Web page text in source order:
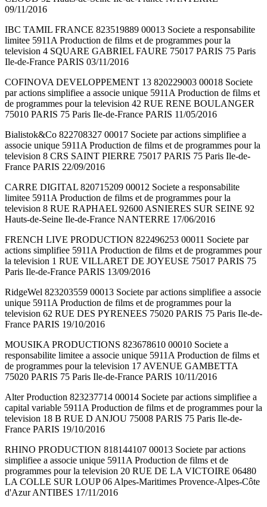
09/11/2016
IBC TAMIL FRANCE 823519889 00013 Societe a responsabilite
limitee 5911A Production de films et de programmes pour la
television 4 SQUARE GABRIEL FAURE 75017 PARIS 75 Paris
Ile-de-France PARIS 03/11/2016
COFINOVA DEVELOPPEMENT 13 820229003 00018 Societe
par actions simplifiee a associe unique 5911A Production de films et
de programmes pour la television 42 RUE RENE BOULANGER
75010 PARIS 75 Paris Ile-de-France PARIS 11/05/2016
Bialistok&Co 822708327 00017 Societe par actions simplifiee a
associe unique 5911A Production de films et de programmes pour la
television 8 CRS SAINT PIERRE 75017 PARIS 75 Paris Ile-de-
France PARIS 22/09/2016
CARRE DIGITAL 820715209 00012 Societe a responsabilite
limitee 5911A Production de films et de programmes pour la
television 8 RUE RAPHAEL 92600 ASNIERES SUR SEINE 92
Hauts-de-Seine Ile-de-France NANTERRE 17/06/2016
FRENCH LIVE PRODUCTION 822496253 00011 Societe par
actions simplifiee 5911A Production de films et de programmes pour
la television 1 RUE VILLARET DE JOYEUSE 75017 PARIS 75
Paris Ile-de-France PARIS 13/09/2016
RidgeWel 823203559 00013 Societe par actions simplifiee a associe
unique 5911A Production de films et de programmes pour la
television 62 RUE DES PYRENEES 75020 PARIS 75 Paris Ile-de-
France PARIS 19/10/2016
MOUSIKA PRODUCTIONS 823678610 00010 Societe a
responsabilite limitee a associe unique 5911A Production de films et
de programmes pour la television 17 AVENUE GAMBETTA
75020 PARIS 75 Paris Ile-de-France PARIS 10/11/2016
Alter Production 823237714 00014 Societe par actions simplifiee a
capital variable 5911A Production de films et de programmes pour la
television 18 B RUE D ANJOU 75008 PARIS 75 Paris Ile-de-
France PARIS 19/10/2016
RHINO PRODUCTION 818144107 00013 Societe par actions
simplifiee a associe unique 5911A Production de films et de
programmes pour la television 20 RUE DE LA VICTOIRE 06480
LA COLLE SUR LOUP 06 Alpes-Maritimes Provence-Alpes-Côte
d'Azur ANTIBES 17/11/2016